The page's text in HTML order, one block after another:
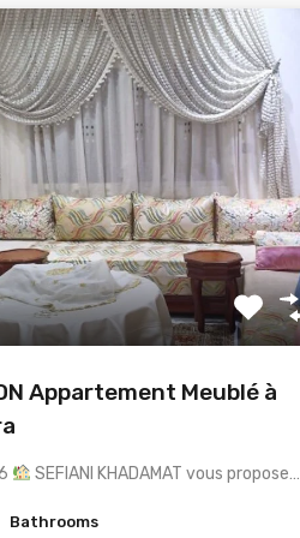
Appartement Meublé à
SEFIANI KHADAMAT vous propose…
Bathrooms